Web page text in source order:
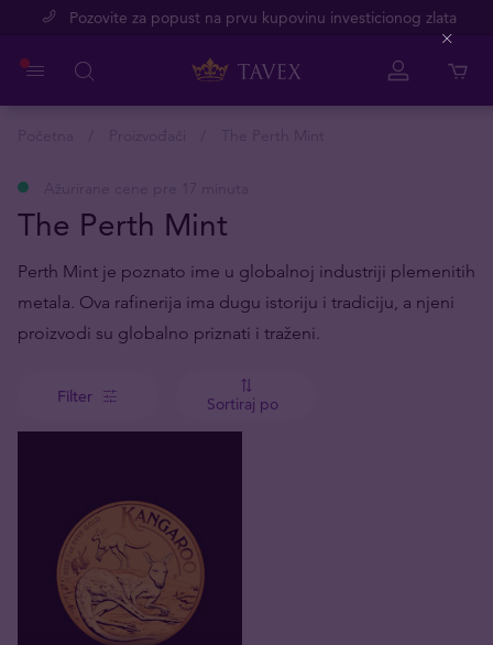
Pozovite za popust na prvu kupovinu investicionog zlata
The Perth Mint
Perth Mint je poznato ime u globalnoj industriji plemenitih
metala. Ova rafinerija ima dugu istoriju i tradiciju, a njeni
proizvodi su globalno priznati i traženi.
Filter Sortiraj po
Close